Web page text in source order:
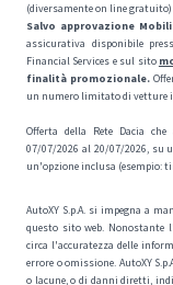
(diversamente on line
Salvo approvazione
assicurativa disponibile
Financial Services e sul sito
finalità promozionale.
un numero limitato di vetture
Offerta della Rete Dacia
07/07/2026 al 20/07/2026,
un'opzione inclusa (esempio:
AutoXY S.p.A. si impegna a
questo sito web. Nonostante
circa l'accuratezza delle
errore o omissione. AutoXY
o lacune, o di danni diretti,